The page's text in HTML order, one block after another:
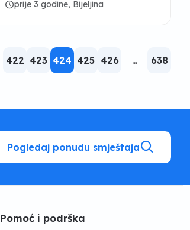
scheduleprije 3 godine, Bijeljina
422 423 424 425 426 ... 638
Pogledaj ponudu smještaja
Pomoć i podrška